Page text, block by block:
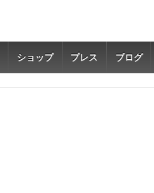
ショップ プレス ブログ